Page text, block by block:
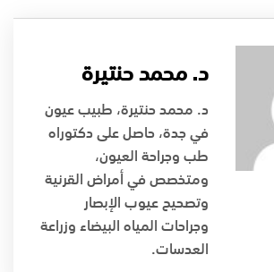
د. محمد حنتيرة
د. محمد حنتيرة، طبيب عيون
في جدة، حاصل على دكتوراه
طب وجراحة العيون،
ومتخصص في أمراض القرنية
وتصحيح عيوب الإبصار
وجراحات المياه البيضاء وزراعة
العدسات.